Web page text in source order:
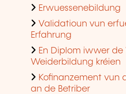
Erwuessenebildung
Validatioun vun
Erfahrung
En Diplom iwwer
Weiderbildung kréien
Kofinanzement vun
an de Betriber